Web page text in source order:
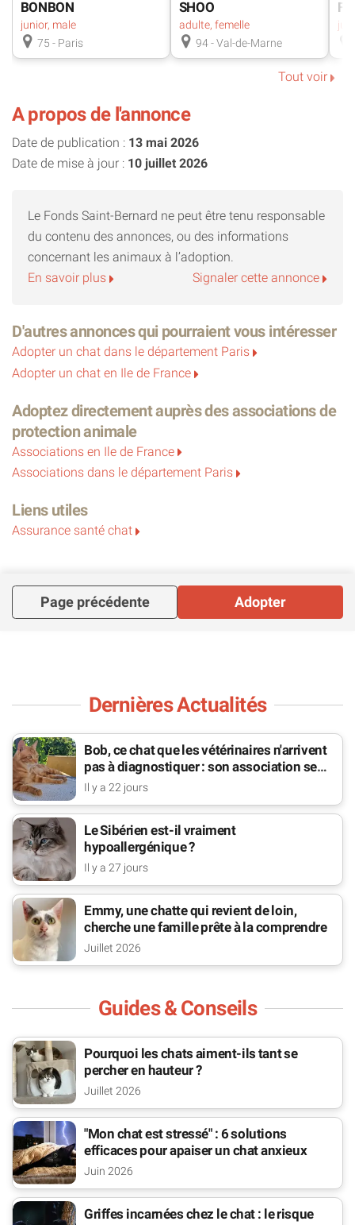
? Merci de ne pas nous contacter si vous voulez pas ou ne
pouvez pas sécuriser vos fenêtres ou balcon avec un filet
jusqu'au plafond, ou jardin de façon à ce qu'un chat ne
BONBON
junior, male
75 - Paris
SHOO
adulte, femelle
94 - Val-de-Marne
Tout voir
A propos de l'annonce
Date de publication : 13 mai 2026
Date de mise à jour : 10 juillet 2026
Le Fonds Saint-Bernard ne peut être tenu responsable
du contenu des annonces, ou des informations
concernant les animaux à l’adoption.
En savoir plus
Signaler cette annonce
D'autres annonces qui pourraient vous intéresser
Adopter un chat dans le département Paris
Adopter un chat en Ile de France
Adoptez directement auprès des associations de
protection animale
Associations en Ile de France
Associations dans le département Paris
Liens utiles
Assurance santé chat
Page précédente Adopter
Dernières Actualités
Bob, ce chat que les vétérinaires n'arrivent
pas à diagnostiquer : son association se
bat pour lui
Il y a 22 jours
Le Sibérien est-il vraiment
hypoallergénique ?
Il y a 27 jours
Emmy, une chatte qui revient de loin,
cherche une famille prête à la comprendre
Juillet 2026
Guides & Conseils
Pourquoi les chats aiment-ils tant se
percher en hauteur ?
Juillet 2026
"Mon chat est stressé" : 6 solutions
efficaces pour apaiser un chat anxieux
Juin 2026
Griffes incarnées chez le chat : le risque